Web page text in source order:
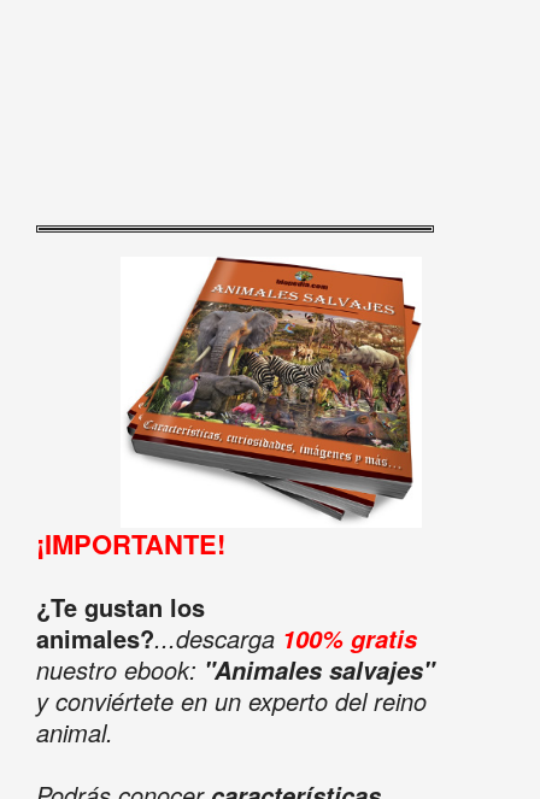
¡IMPORTANTE!
¿Te gustan los
animales?...descarga 100% gratis
nuestro ebook: "Animales salvajes"
y conviértete en un experto del reino
animal.